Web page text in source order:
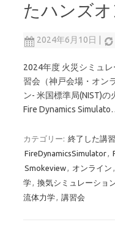
たハンズ
2024年6月10日
2024年度 火災シミュ
習会（神戸会場・オン
ン- 米国標準局(NIST)
Fire Dynamics
カテゴリー: 終了した講
FireDynamicsSimulator,
Smokeview, オンライン ,
学, 換気シミュレーショ
流体力学, 講習会